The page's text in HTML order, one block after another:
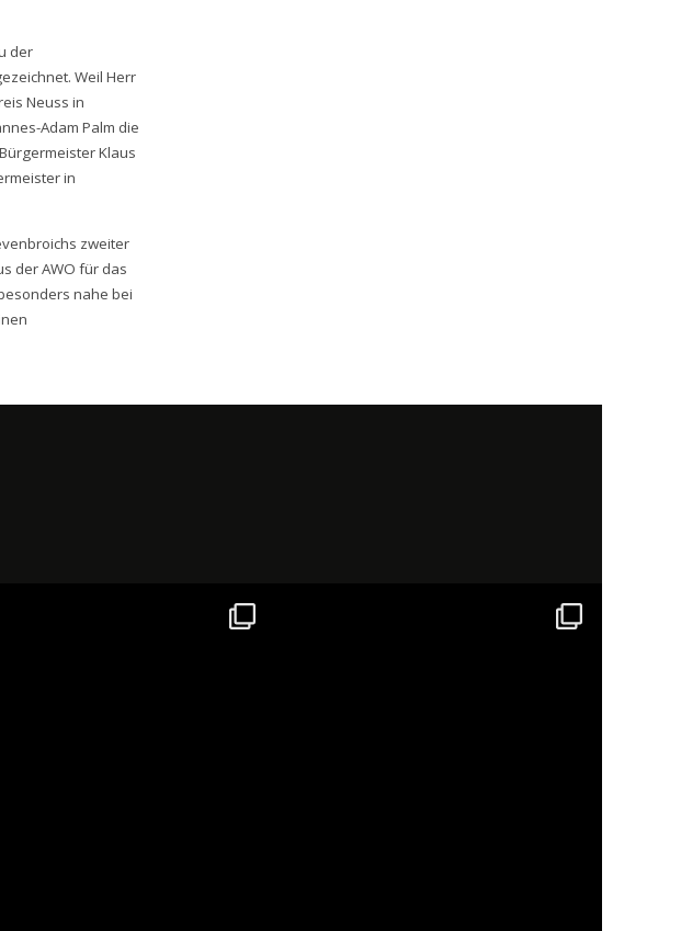
der
Weil Herr
Neuss in
Adam Palm die
Klaus
in
zweiter
der AWO für das
nahe bei